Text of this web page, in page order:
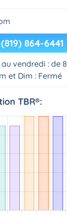
(819) 864-6441
vendredi : de
et Dim : Fermé
TBR®: